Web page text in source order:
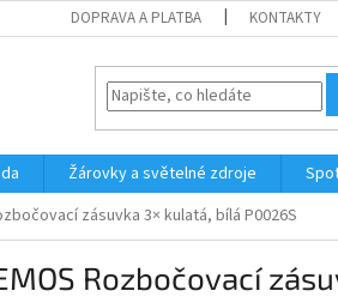
DOPRAVA A PLATBA KONTAKTY
Žárovky a světelné zdroje
zásuvka 3× kulatá, bílá P0026S
Rozbočovací